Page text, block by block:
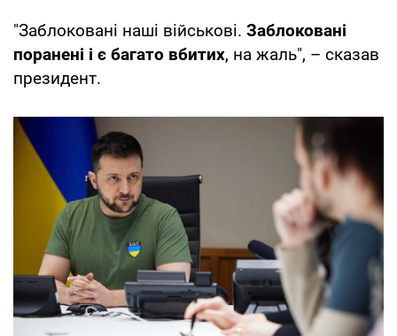
"Заблоковані наші військові. Заблоковані
поранені і є багато вбитих, на жаль", – сказав
президент.